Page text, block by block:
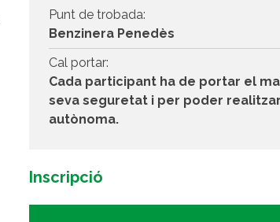
Punt de trobada:
Benzinera Penedès
Cal portar:
Cada participant ha de portar el
seva seguretat i per poder
autònoma.
Inscripció